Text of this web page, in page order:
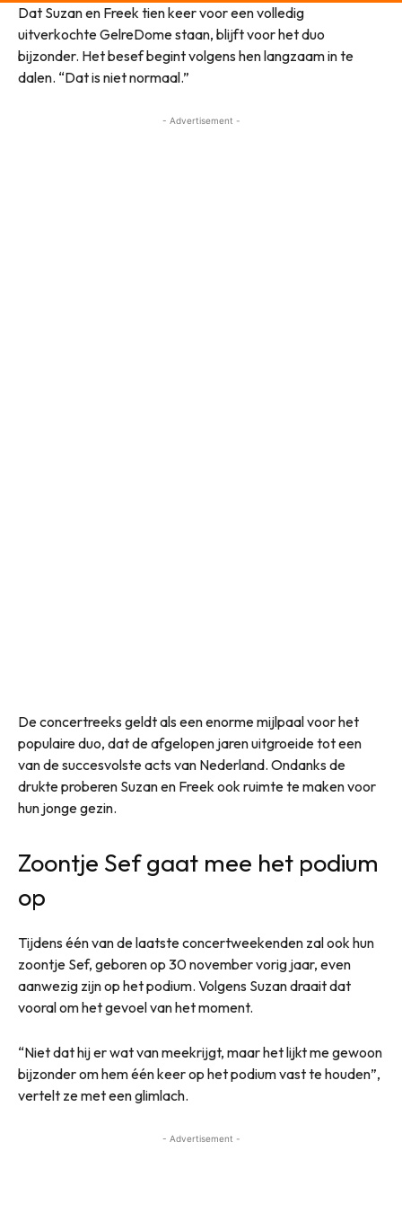
Dat Suzan en Freek tien keer voor een volledig
uitverkochte GelreDome staan, blijft voor het duo
bijzonder. Het besef begint volgens hen langzaam in te
dalen. “Dat is niet normaal.”
- Advertisement -
De concertreeks geldt als een enorme mijlpaal voor het
populaire duo, dat de afgelopen jaren uitgroeide tot een
van de succesvolste acts van Nederland. Ondanks de
drukte proberen Suzan en Freek ook ruimte te maken voor
hun jonge gezin.
Zoontje Sef gaat mee het podium
op
Tijdens één van de laatste concertweekenden zal ook hun
zoontje Sef, geboren op 30 november vorig jaar, even
aanwezig zijn op het podium. Volgens Suzan draait dat
vooral om het gevoel van het moment.
“Niet dat hij er wat van meekrijgt, maar het lijkt me gewoon
bijzonder om hem één keer op het podium vast te houden”,
vertelt ze met een glimlach.
- Advertisement -